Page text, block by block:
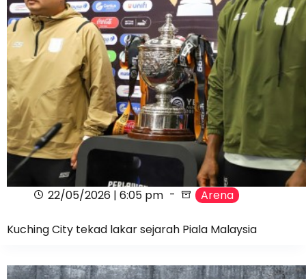
22/05/2026 | 6:05 pm Arena
Kuching City tekad lakar sejarah Piala Malaysia